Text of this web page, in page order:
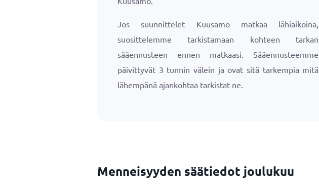
Jos suunnittelet Kuusamo matkaa lähiaikoina,
suosittelemme tarkistamaan kohteen tarkan
sääennusteen ennen matkaasi. Sääennusteemme
päivittyvät 3 tunnin välein ja ovat sitä tarkempia mitä
lähempänä ajankohtaa tarkistat ne.
Menneisyyden säätiedot joulukuu